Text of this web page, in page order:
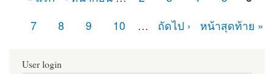
7
8 9 10 … ถัดไป › หน้าสุดท้าย »
User login